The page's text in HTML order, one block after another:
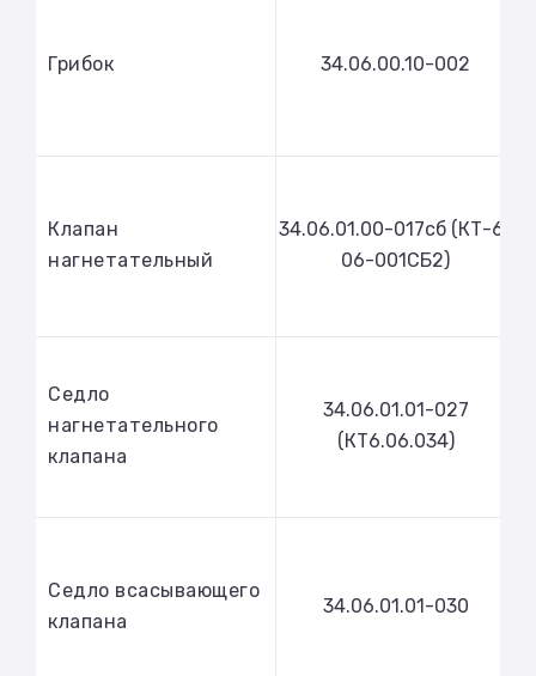
Грибок 34.06.00.10-002
Клапан
нагнетательный
34.06.01.00-017сб (КТ-6-
06-001СБ2)
Седло
нагнетательного
клапана
34.06.01.01-027
(КТ6.06.034)
Седло всасывающего
клапана
34.06.01.01-030